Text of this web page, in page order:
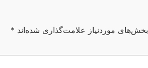
بخش‌های موردنیاز علامت‌گذاری شده‌اند *